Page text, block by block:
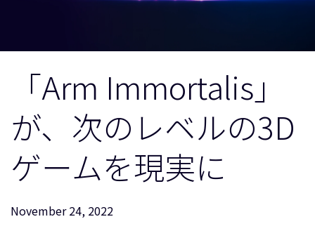
企業様向けFlexible Access
IPライセンスのお問い合わせ
その他のお問い合わせ
Arm Integrity Helpline
教育関連
報道関連
研究連携
開発
サポート&トレーニング
企業情報
「Arm Immortalis」
が、次のレベルの3D
ゲームを現実に
November 24, 2022